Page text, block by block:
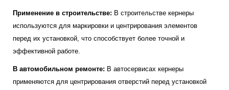
Применение в строительстве: В строительстве кернеры
используются для маркировки и центрирования элементов
перед их установкой, что способствует более точной и
эффективной работе.
В автомобильном ремонте: В автосервисах кернеры
применяются для центрирования отверстий перед установкой